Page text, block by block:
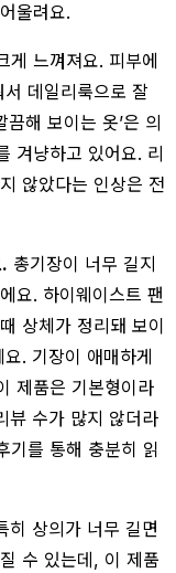
울려요.
느껴져요. 피부에
데일리룩으로 잘
해 보이는 옷’은 의
겨냥하고 있어요. 리
않았다는 인상은 전
총기장이 너무 길지
요. 하이웨이스트 팬
상체가 정리돼 보이
. 기장이 애매하게
제품은 기본형이라
뷰 수가 많지 않더라
기를 통해 충분히 읽
히 상의가 너무 길면
수 있는데, 이 제품